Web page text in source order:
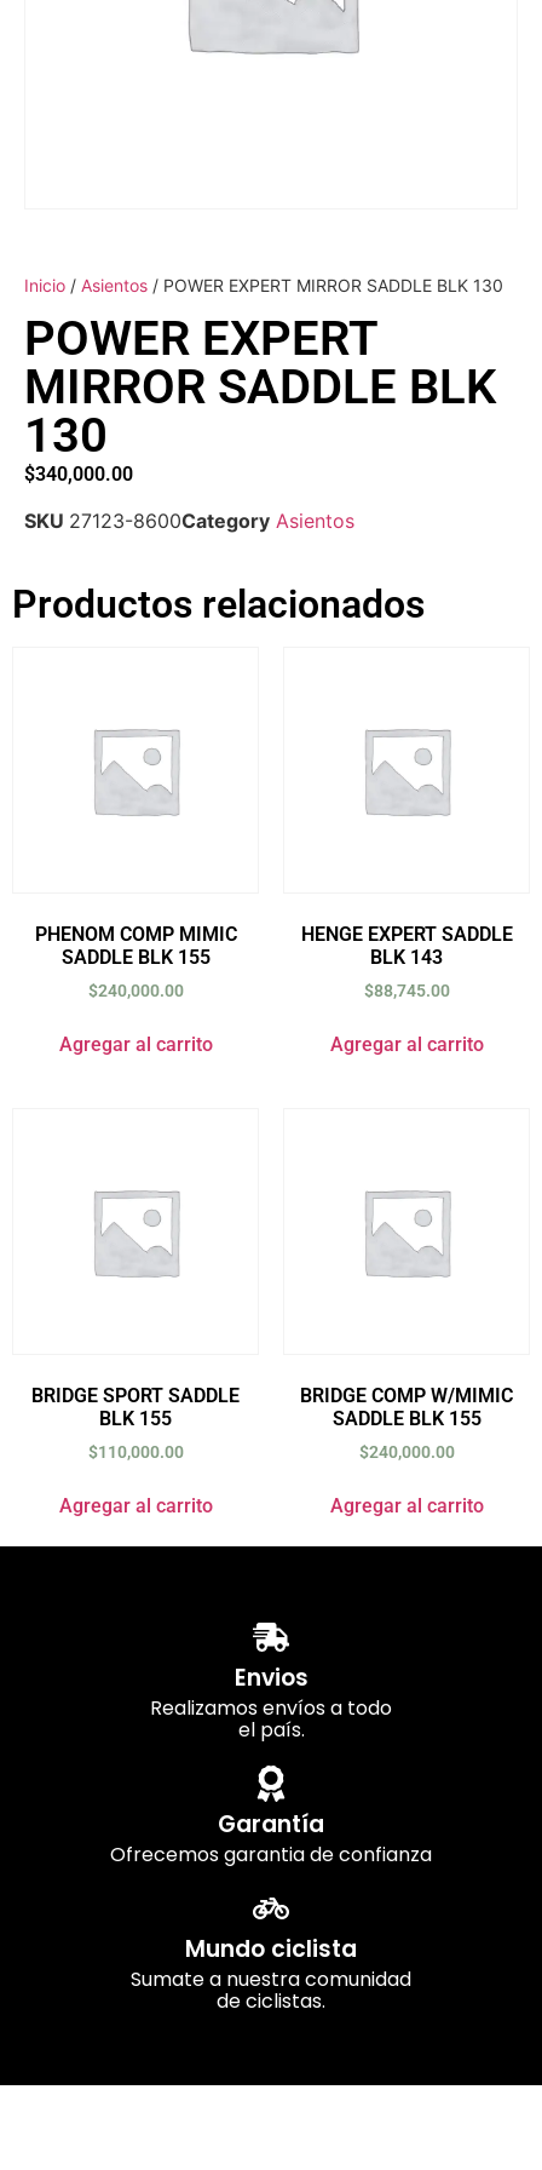
Inicio / Asientos / POWER EXPERT MIRROR SADDLE BLK 130
POWER EXPERT
MIRROR SADDLE BLK
130
$340,000.00
SKU 27123-8600Category Asientos
Productos relacionados
PHENOM COMP MIMIC
SADDLE BLK 155
$240,000.00
Agregar al carrito
HENGE EXPERT SADDLE
BLK 143
$88,745.00
Agregar al carrito
BRIDGE SPORT SADDLE
BLK 155
$110,000.00
Agregar al carrito
BRIDGE COMP W/MIMIC
SADDLE BLK 155
$240,000.00
Agregar al carrito
Envios
Realizamos envíos a todo
el país.
Garantía
Ofrecemos garantia de confianza
Mundo ciclista
Sumate a nuestra comunidad
de ciclistas.